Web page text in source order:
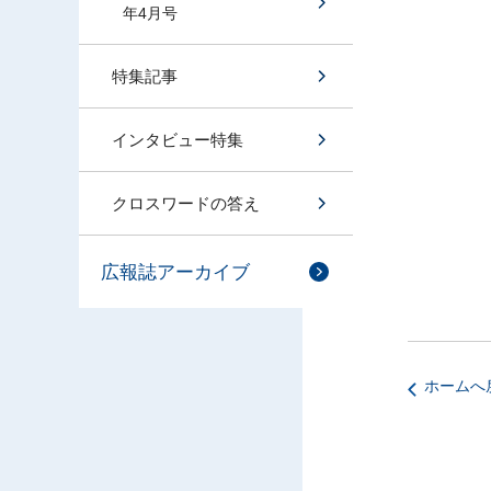
年4月号
特集記事
インタビュー特集
クロスワードの答え
広報誌アーカイブ
ホームへ